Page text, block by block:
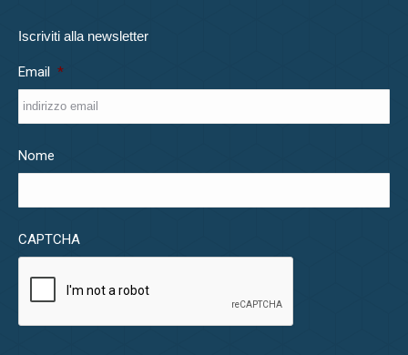
Iscriviti alla newsletter
Email *
Nome
CAPTCHA